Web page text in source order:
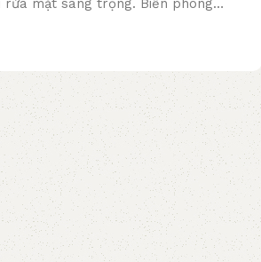
rửa mặt sang trọng. Biến phòng